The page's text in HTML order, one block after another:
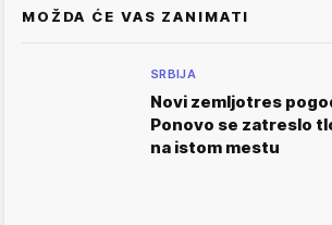
MOŽDA ĆE VAS ZANIMATI
SRBIJA
Novi zemljotres
Ponovo se zatreslo
na istom mestu